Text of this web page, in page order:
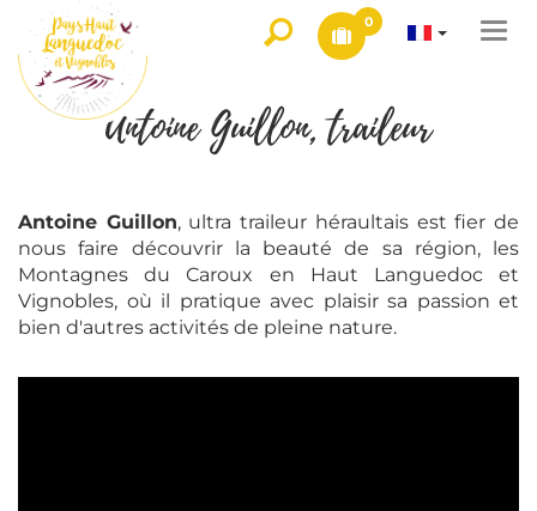
0
Antoine Guillon, traileur
Antoine Guillon, ultra traileur héraultais est fier de
nous faire découvrir la beauté de sa région, les
Montagnes du Caroux en Haut Languedoc et
Vignobles, où il pratique avec plaisir sa passion et
bien d'autres activités de pleine nature.